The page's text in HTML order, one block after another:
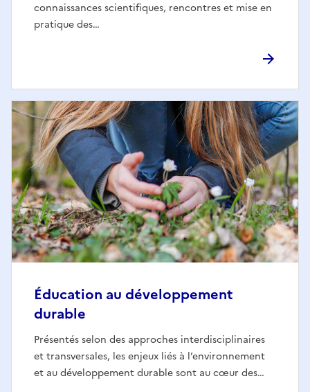
connaissances scientifiques, rencontres et mise en
pratique des…
Éducation au développement
durable
Présentés selon des approches interdisciplinaires
et transversales, les enjeux liés à l’environnement
et au développement durable sont au cœur des…